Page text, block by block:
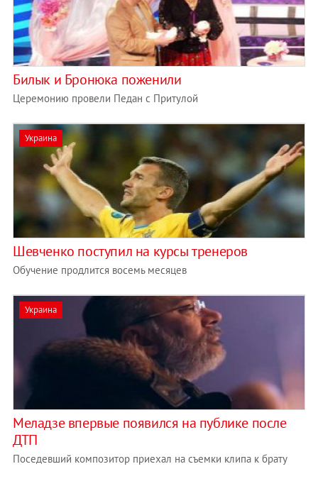
Билык и Бронюка поженили
Церемонию провели Педан с Притулой
Украина
Шевченко поступил на курсы тренеров
Обучение продлится восемь месяцев
Украина
Меладзе впервые появился на публике после
ДТП
Поседевший композитор приехал на съемки клипа к брату